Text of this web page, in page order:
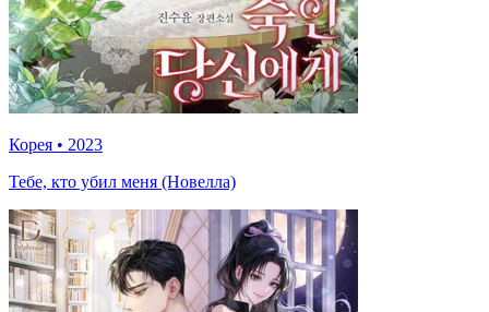
Корея • 2023
Тебе, кто убил меня (Новелла)